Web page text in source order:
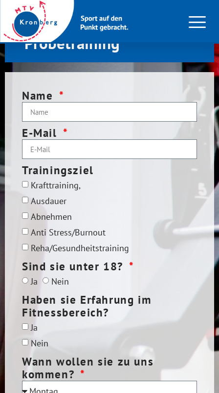
Vereinbare jetzt dein
Probetraining
Name
E-Mail
Trainingsziel
Krafttraining,
Ausdauer
Abnehmen
Anti Stress/Burnout
Reha/Gesundheitstraining
Sind sie unter 18?
Ja Nein
Haben sie Erfahrung im
Fitnessbereich?
Ja
Nein
Wann wollen sie zu uns
kommen?